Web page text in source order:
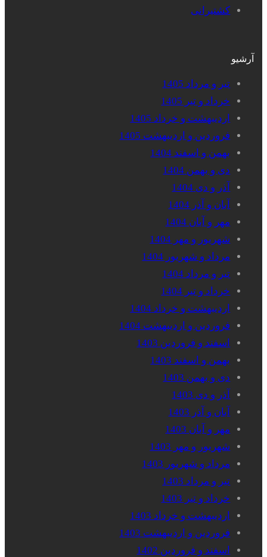
کشتیرانی
آرشیو
تیر و مرداد 1405
خرداد و تیر 1405
اردیبهشت و خرداد 1405
فروردین و اردیبهشت 1405
بهمن و اسفند 1404
دی و بهمن 1404
آذر و دی 1404
آبان و آذر 1404
مهر و آبان 1404
شهریور و مهر 1404
مرداد و شهریور 1404
تیر و مرداد 1404
خرداد و تیر 1404
اردیبهشت و خرداد 1404
فروردین و اردیبهشت 1404
اسفند و فروردین 1403
بهمن و اسفند 1403
دی و بهمن 1403
آذر و دی 1403
آبان و آذر 1403
مهر و آبان 1403
شهریور و مهر 1403
مرداد و شهریور 1403
تیر و مرداد 1403
خرداد و تیر 1403
اردیبهشت و خرداد 1403
فروردین و اردیبهشت 1403
اسفند و فروردین 1402